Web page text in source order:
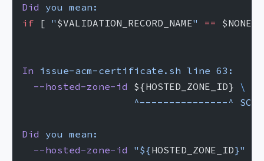
Did you mean:
if [ "$VALIDATION_RECORD_NAME" ==
In issue-acm-certificate.sh line 63:
  --hosted-zone-id
${HOSTED_ZONE_ID} \
                   ^---------------^
Did you mean:
  --hosted-zone-id
"${HOSTED_ZONE_ID}"